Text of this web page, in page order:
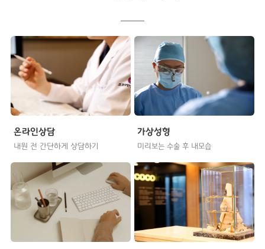
온라인상담
내원 전 간단하게 상담하기
가상성형
미리보는 수술 후 내모습